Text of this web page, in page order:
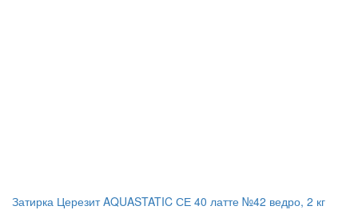
Затирка Церезит AQUASTATIC СЕ 40 латте №42 ведро, 2 кг